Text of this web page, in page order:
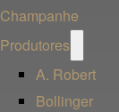
Champanhe
Produtores
menu
A. Robert
Bollinger